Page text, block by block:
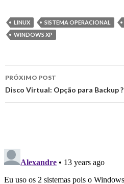
itt
er
e
b
o
k
LINUX SISTEMA OPERACIONAL
WINDOWS XP
Navegação
PRÓXIMO POST
Disco Virtual: Opção para Backup ?